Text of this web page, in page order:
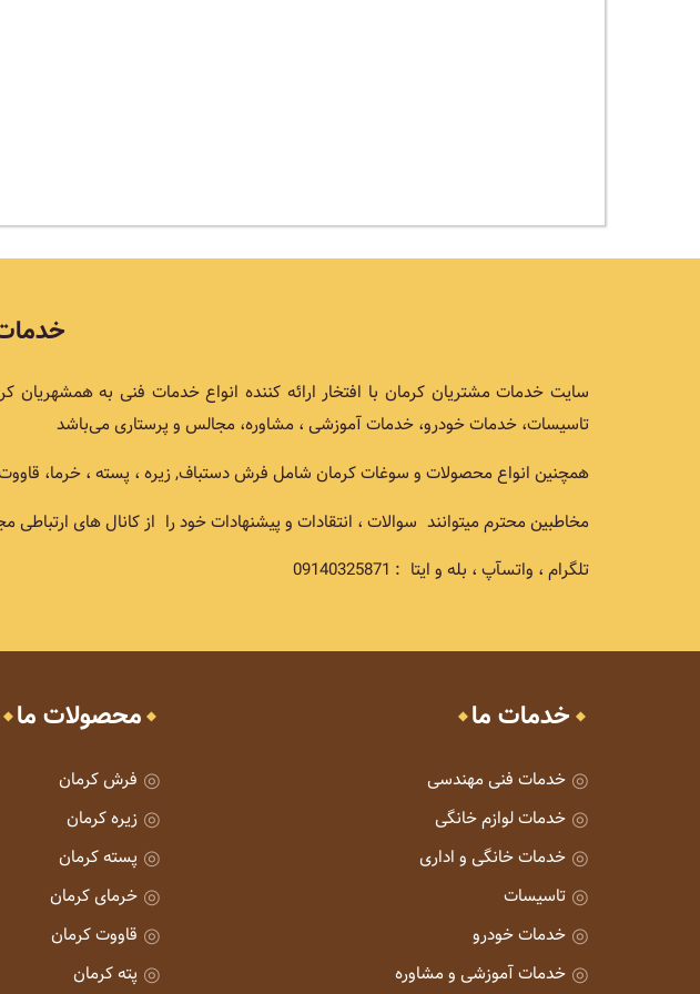
سایت خدمات مشتریان کرمان با افتخار ارائه کننده انواع خدمات فنی به
تاسیسات، خدمات خودرو، خدمات آموزشی ، مشاوره، مجالس و پرستاری می‌باشد
همچنین انواع محصولات و سوغات کرمان شامل فرش دستباف, زیره ، پسته ، خرما،
مخاطبین محترم میتوانند سوالات ، انتقادات و پیشنهادات خود را از کانال های
تلگرام ، واتسآپ ، بله و ایتا : 09140325871
خدمات ما
خدمات فنی مهندسی
خدمات لوازم خانگی
خدمات خانگی و اداری
تاسیسات
خدمات خودرو
خدمات آموزشی و مشاوره
محصولات ما
فرش کرمان
زیره کرمان
پسته کرمان
خرمای کرمان
قاووت کرمان
پته کرمان